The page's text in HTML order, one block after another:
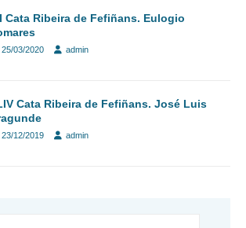
Cata Ribeira de Fefiñans. Eulogio
25/03/2020 admin
Cata Ribeira de Fefiñans. José Luis
23/12/2019 admin